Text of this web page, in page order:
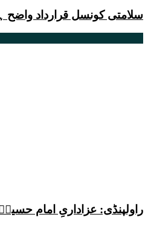
سلامتی کونسل قرارداد واضح
راولپنڈی: عزاداریِ امام